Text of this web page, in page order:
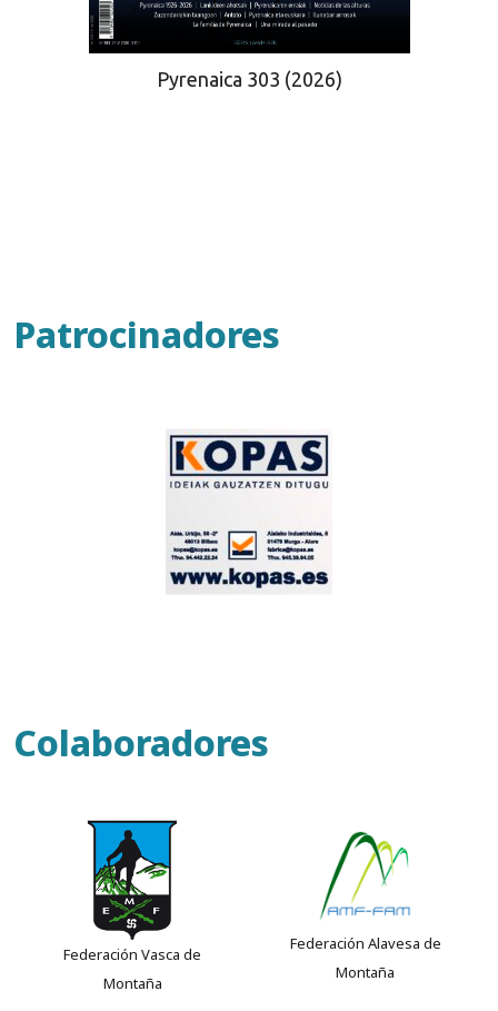
Pyrenaica 303 (2026)
Patrocinadores
Colaboradores
Federación Vasca de
Montaña
Federación Alavesa de
Montaña